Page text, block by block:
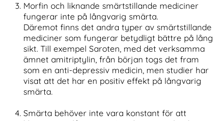
Morfin och liknande smärtstillande mediciner
fungerar inte på långvarig smärta.
Däremot finns det andra typer av smärtstillande
mediciner som fungerar betydligt bättre på lång
sikt. Till exempel Saroten, med det verksamma
ämnet amitriptylin, från början togs det fram
som en anti-depressiv medicin, men studier har
visat att det har en positiv effekt på långvarig
smärta.
Smärta behöver inte vara konstant för att